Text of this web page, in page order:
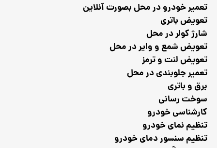
تعمیر خودرو در محل بصورت آنلاین
تعویض باتری
شارژ کولر در محل
تعویض شمع و وایر در محل
تعویض لنت و ترمز
تعمیر جلوبندی در محل
برق و باتری
سوخت رسانی
کارشناسی خودرو
تنظیم نمای خودرو
تنظیم سنسور دمای خودرو